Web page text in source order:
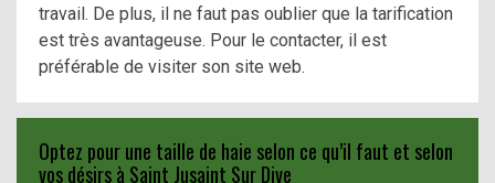
travail. De plus, il ne faut pas oublier que la tarification
est très avantageuse. Pour le contacter, il est
préférable de visiter son site web.
Optez pour une taille de haie selon ce qu’il faut et selon
vos désirs à Saint Jusaint Sur Dive